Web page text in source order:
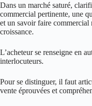
Dans un marché saturé,
commercial pertinente, une
et un savoir faire
croissance.
L’acheteur se renseigne en
interlocuteurs.
Pour se distinguer, il faut
vente éprouvées et